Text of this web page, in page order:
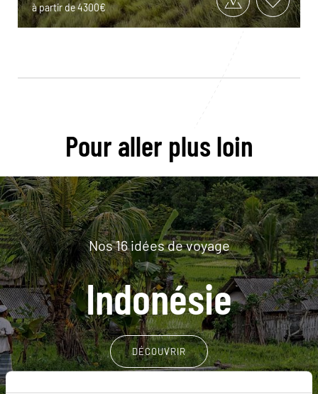
à partir de 4300€
Pour aller plus loin
Nos 16 idées de voyage
Indonésie
DÉCOUVRIR